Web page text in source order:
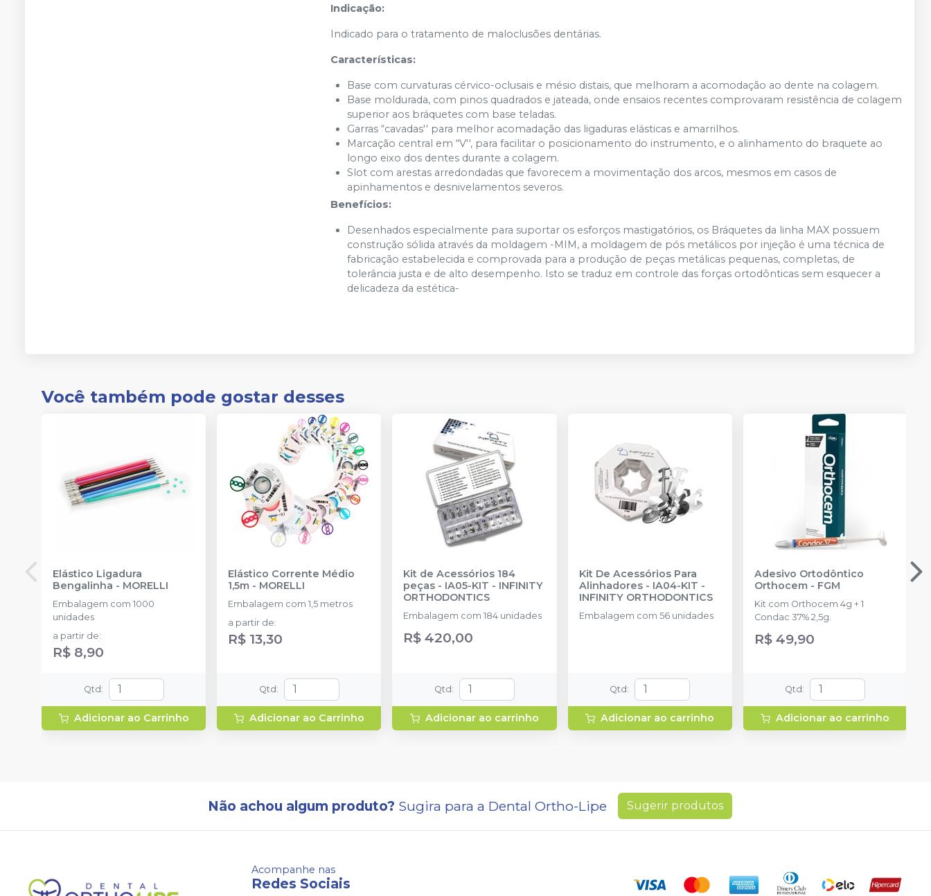
Indicação:
Indicado para o tratamento de maloclusões dentárias.
Características:
Base com curvaturas cérvico-oclusais e mésio distais, que melhoram a acomodação ao dente na colagem.
Base moldurada, com pinos quadrados e jateada, onde ensaios recentes comprovaram resistência de colagem
superior aos bráquetes com base teladas.
Garras “cavadas'' para melhor acomadação das ligaduras elásticas e amarrilhos.
Marcação central em “V'', para facilitar o posicionamento do instrumento, e o alinhamento do braquete ao
longo eixo dos dentes durante a colagem.
Slot com arestas arredondadas que favorecem a movimentação dos arcos, mesmos em casos de
apinhamentos e desnivelamentos severos.
Benefícios:
Desenhados especialmente para suportar os esforços mastigatórios, os Bráquetes da linha MAX possuem
construção sólida através da moldagem -MIM, a moldagem de pós metálicos por injeção é uma técnica de
fabricação estabelecida e comprovada para a produção de peças metálicas pequenas, completas, de
tolerância justa e de alto desempenho. Isto se traduz em controle das forças ortodônticas sem esquecer a
delicadeza da estética-
Você também pode gostar desses
Elástico Ligadura
Bengalinha - MORELLI
Embalagem com 1000
unidades
a partir de:
R$ 8,90
Qtd :
Adicionar ao Carrinho
Elástico Corrente Médio
1,5m - MORELLI
Embalagem com 1,5 metros
a partir de:
R$ 13,30
Qtd :
Adicionar ao Carrinho
Kit de Acessórios 184
peças - IA05-KIT - INFINITY
ORTHODONTICS
Embalagem com 184 unidades
R$ 420,00
Qtd :
Adicionar ao carrinho
Kit De Acessórios Para
Alinhadores - IA04-KIT -
INFINITY ORTHODONTICS
Embalagem com 56 unidades
Qtd :
Adicionar ao carrinho
Adesivo Ortodôntico
Orthocem- FGM
Kit com Orthocem 4g + 1
Condac 37% 2,5g.
R$ 49,90
Qtd :
Adicionar ao carrinho
Não achou algum produto? Sugira para a Dental Ortho-Lipe Sugerir produtos
Acompanhe nas
Redes Sociais